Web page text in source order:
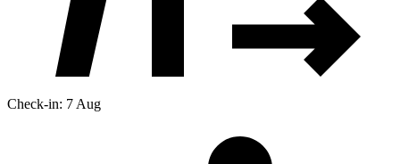
Check-in: 7 Aug